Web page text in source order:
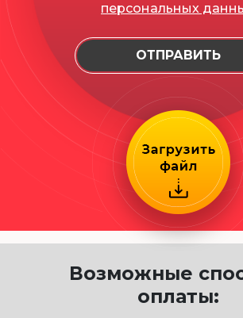
персональных
Возможные
оплаты: